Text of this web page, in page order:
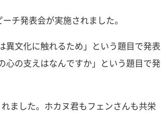
チ発表会が実施されました。
文化に触れるため」という題目で発表
心の支えはなんですか」という題目で発
ました。ホカヌ君もフェンさんも共栄